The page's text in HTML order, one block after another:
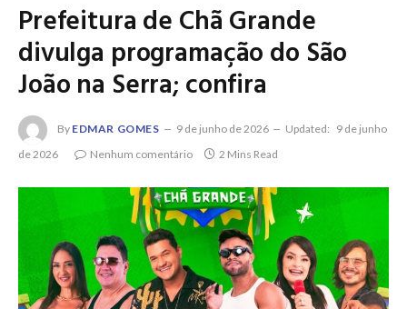
Prefeitura de Chã Grande
divulga programação do São
João na Serra; confira
By EDMAR GOMES 9 de junho de 2026 Updated: 9 de junho
de 2026
Nenhum comentário 2 Mins Read